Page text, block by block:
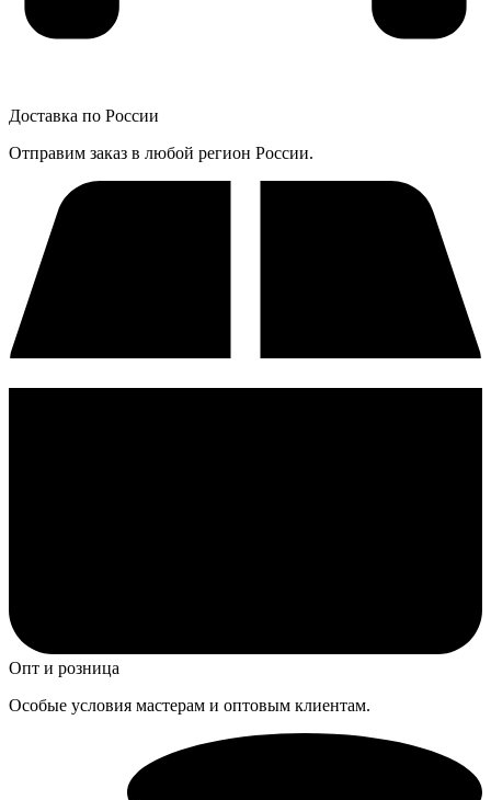
Доставка по России
Отправим заказ в любой регион России.
Опт и розница
Особые условия мастерам и оптовым клиентам.